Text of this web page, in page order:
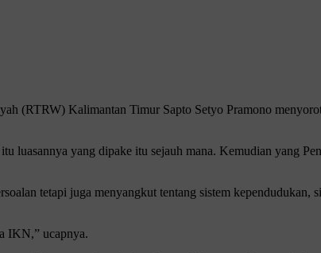
(RTRW) Kalimantan Timur Sapto Setyo Pramono
luasannya yang dipake itu sejauh mana. Kemudian yang
tetapi juga menyangkut tentang sistem kependudukan,
IKN,” ucapnya.